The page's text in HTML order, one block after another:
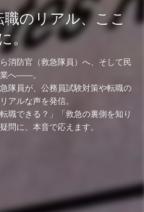
職のリアル、ここ
。
消防官（救急隊員）へ、そして民
へ――。
隊員が、公務員試験対策や転職の
アルな声を発信。
職できる？」「救急の裏側を知り
問に、本音で応えます。